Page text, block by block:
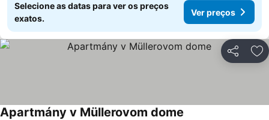
Selecione as datas para ver os preços
exatos.
Ver preços
Partilhar
Apartmány v Müllerovom dome